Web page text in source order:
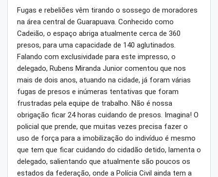
Fugas e rebeliões vêm tirando o sossego de moradores
na área central de Guarapuava. Conhecido como
Cadeião, o espaço abriga atualmente cerca de 360
presos, para uma capacidade de 140 aglutinados.
Falando com exclusividade para este impresso, o
delegado, Rubens Miranda Junior comentou que nos
mais de dois anos, atuando na cidade, já foram várias
fugas de presos e inúmeras tentativas que foram
frustradas pela equipe de trabalho. Não é nossa
obrigação ficar 24 horas cuidando de presos. Imagina! O
policial que prende, que muitas vezes precisa fazer o
uso de força para a imobilização do indivíduo é mesmo
que tem que ficar cuidando do cidadão detido, lamenta o
delegado, salientando que atualmente são poucos os
estados da federação, onde a Polícia Civil ainda tem a